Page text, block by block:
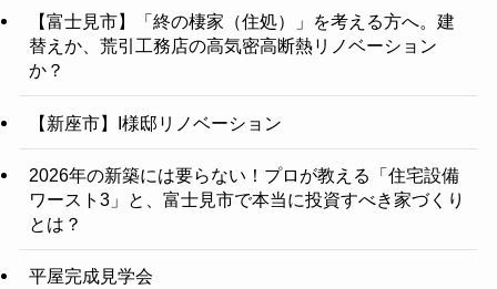
【富士見市】「終の棲家（住処）」を考える方へ。建
替えか、荒引工務店の高気密高断熱リノベーション
か？
【新座市】I様邸リノベーション
2026年の新築には要らない！プロが教える「住宅設備
ワースト3」と、富士見市で本当に投資すべき家づくり
とは？
平屋完成見学会